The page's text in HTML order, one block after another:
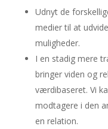
Udnyt de
medier til at
muligheder.
I en stadig mere
bringer viden og
værdibaseret. Vi
modtagere i den
en relation.